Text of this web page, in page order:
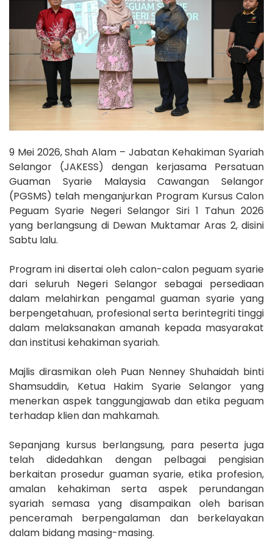
9 Mei 2026, Shah Alam – Jabatan Kehakiman Syariah
Selangor (JAKESS) dengan kerjasama Persatuan
Guaman Syarie Malaysia Cawangan Selangor
(PGSMS) telah menganjurkan Program Kursus Calon
Peguam Syarie Negeri Selangor Siri 1 Tahun 2026
yang berlangsung di Dewan Muktamar Aras 2, disini
Sabtu lalu.
Program ini disertai oleh calon-calon peguam syarie
dari seluruh Negeri Selangor sebagai persediaan
dalam melahirkan pengamal guaman syarie yang
berpengetahuan, profesional serta berintegriti tinggi
dalam melaksanakan amanah kepada masyarakat
dan institusi kehakiman syariah.
Majlis dirasmikan oleh Puan Nenney Shuhaidah binti
Shamsuddin, Ketua Hakim Syarie Selangor yang
menerkan aspek tanggungjawab dan etika peguam
terhadap klien dan mahkamah.
Sepanjang kursus berlangsung, para peserta juga
telah didedahkan dengan pelbagai pengisian
berkaitan prosedur guaman syarie, etika profesion,
amalan kehakiman serta aspek perundangan
syariah semasa yang disampaikan oleh barisan
penceramah berpengalaman dan berkelayakan
dalam bidang masing-masing.